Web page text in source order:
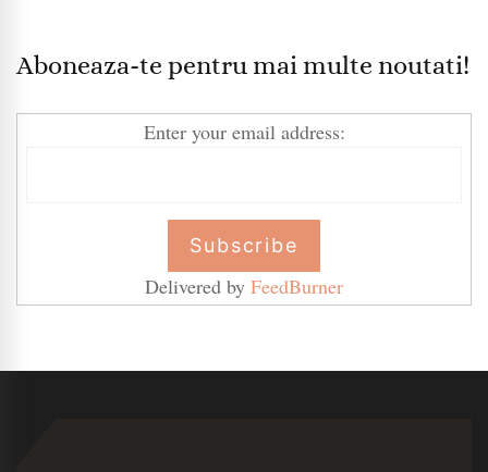
Aboneaza-te pentru mai multe noutati!
Enter your email address:
Delivered by FeedBurner